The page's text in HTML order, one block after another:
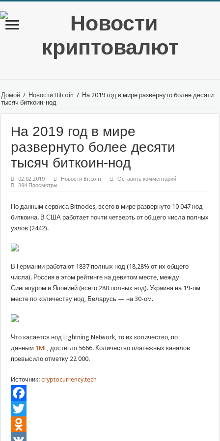
Домой / Новости Bitcoin / На 2019 год в мире развернуто более десяти
тысяч биткоин-нод
На 2019 год в мире
развернуто более десяти
тысяч биткоин-нод
02.02.2019 Новости Bitcoin
Оставить комментарий
394 Просмотры
По данным сервиса Bitnodes, всего в мире развернуто 10 047 нод
биткоина. В США работает почти четверть от общего числа полных
узлов (2442).
В Германии работают 1837 полных нод (18,28% от их общего
числа). Россия в этом рейтинге на девятом месте, между
Сингапуром и Японией (всего 280 полных нод). Украина на 19-ом
месте по количеству нод, Беларусь — на 30-ом.
Что касается нод Lightning Network, то их количество, по
данным 1ML, достигло 5666. Количество платежных каналов
превысило отметку 22 000.
Источник: cryptocurrency.tech
Facebook
Twitter